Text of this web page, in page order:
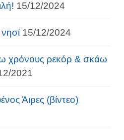
15/12/2024
15/12/2024
χρόνους ρεκόρ & σκάω
2021
Άιρες (βίντεο)